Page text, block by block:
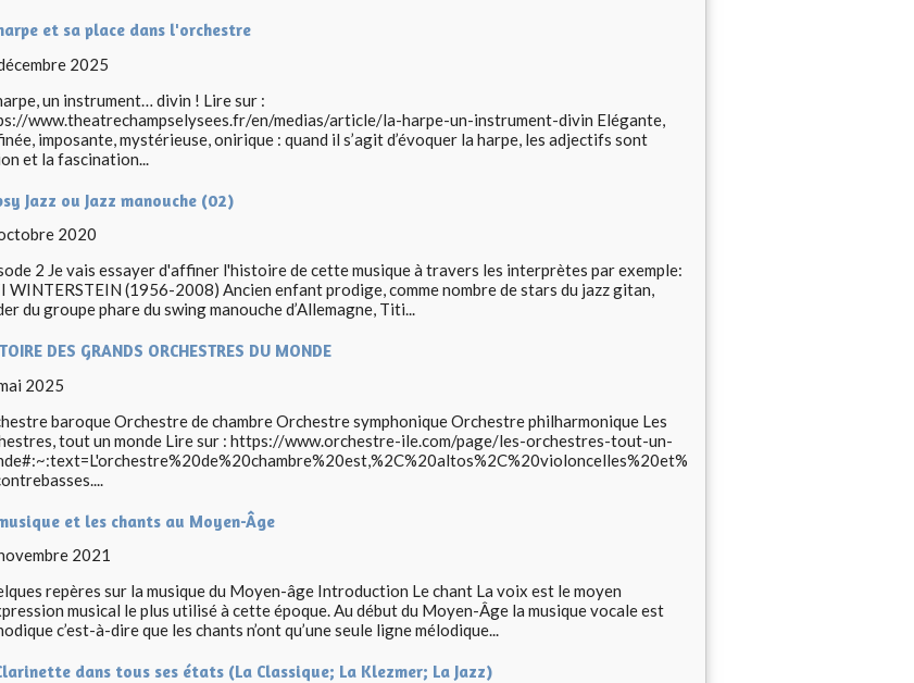
et sa place dans l'orchestre
2025
un instrument… divin ! Lire sur :
www.theatrechampselysees.fr/en/medias/article/la-harpe-un-instrument-divin Elégante,
imposante, mystérieuse, onirique : quand il s’agit d’évoquer la harpe, les adjectifs sont
et la fascination...
Jazz ou Jazz manouche (02)
2020
2 Je vais essayer d'affiner l'histoire de cette musique à travers les interprètes par exemple:
WINTERSTEIN (1956-2008) Ancien enfant prodige, comme nombre de stars du jazz gitan,
du groupe phare du swing manouche d’Allemagne, Titi...
DES GRANDS ORCHESTRES DU MONDE
2025
baroque Orchestre de chambre Orchestre symphonique Orchestre philharmonique Les
tout un monde Lire sur : https://www.orchestre-ile.com/page/les-orchestres-tout-un-
et les chants au Moyen-Âge
2021
repères sur la musique du Moyen-âge Introduction Le chant La voix est le moyen
musical le plus utilisé à cette époque. Au début du Moyen-Âge la musique vocale est
c’est-à-dire que les chants n’ont qu’une seule ligne mélodique...
dans tous ses états (La Classique; La Klezmer; La Jazz)